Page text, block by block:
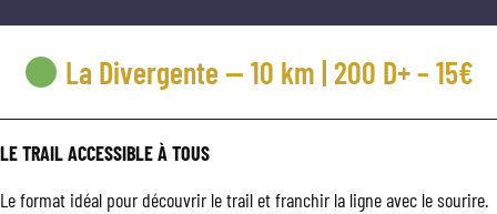
La Divergente — 10 km | 200 D+ – 15€
LE TRAIL ACCESSIBLE À TOUS
Le format idéal pour découvrir le trail et franchir la ligne avec le sourire.